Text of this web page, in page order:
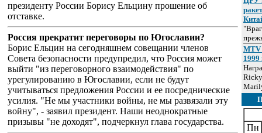
президенту России Борису Ельцину прошение об
отставке.
Россия прекратит переговоры по Югославии?
Борис Ельцин на сегодняшнем совещании членов
Совета безопасности предупредил, что Россия может
выйти "из переговорного взаимодействия" по
урегулированию в Югославии, если не будут
учитываться предложения России и ее посреднические
усилия. "Не мы участники войны, не мы развязали эту
войну", - заявил президент. Наши неоднократные
призывы "не доходят", подчеркнул глава государства.
MTV
1999
Пн